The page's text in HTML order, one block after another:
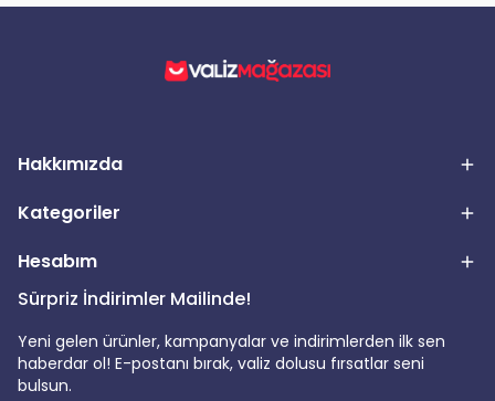
Hakkımızda
Kategoriler
Hesabım
Sürpriz İndirimler Mailinde!
Yeni gelen ürünler, kampanyalar ve indirimlerden ilk sen
haberdar ol! E-postanı bırak, valiz dolusu fırsatlar seni
bulsun.